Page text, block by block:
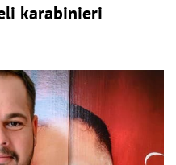
karabinieri